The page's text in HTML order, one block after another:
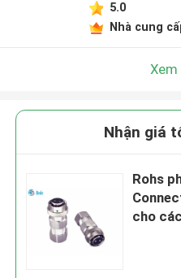
5.0
Nhà cung
Nhận giá
Rohs
cho